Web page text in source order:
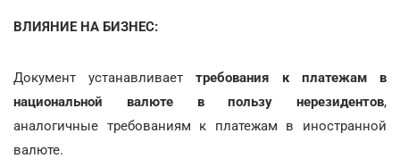
ВЛИЯНИЕ НА БИЗНЕС:
Документ устанавливаеттребования к платежам в
национальной валюте в пользу нерезидентов,
аналогичные требованиям к платежам в иностранной
валюте.